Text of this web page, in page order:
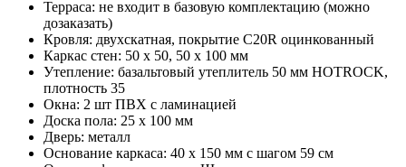
Терраса: не входит в базовую комплектацию (можно
дозаказать)
Кровля: двухскатная, покрытие С20R оцинкованный
Каркас стен: 50 х 50, 50 х 100 мм
Утепление: базальтовый утеплитель 50 мм HOTROCK,
плотность 35
Окна: 2 шт ПВХ с ламинацией
Доска пола: 25 х 100 мм
Дверь: металл
Основание каркаса: 40 х 150 мм с шагом 59 см